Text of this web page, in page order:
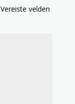
Vereiste velden